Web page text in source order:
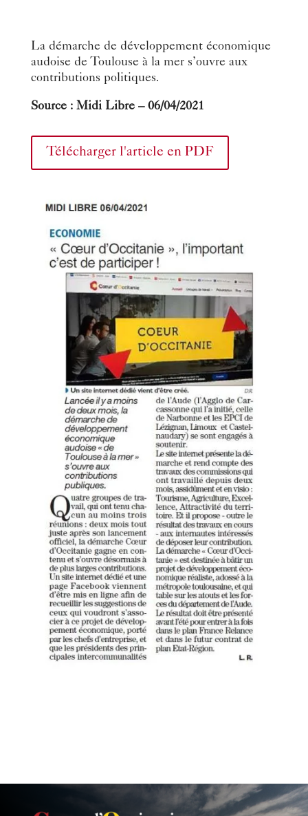
La démarche de développement économique
audoise de Toulouse à la mer s’ouvre aux
contributions politiques.
Source : Midi Libre – 06/04/2021
Télécharger l'article en PDF